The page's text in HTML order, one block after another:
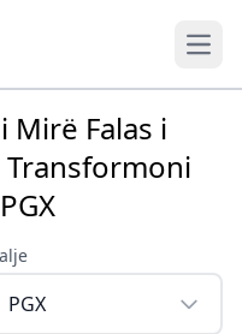
Mirë Falas i
PGX